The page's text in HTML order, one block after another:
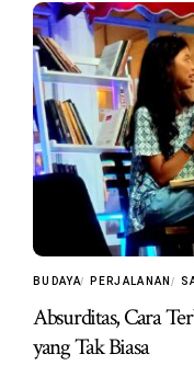
BUDAYA PERJALANAN
Absurditas, Cara
yang Tak Biasa